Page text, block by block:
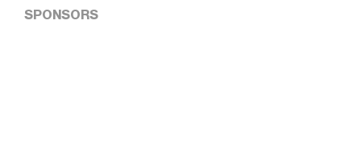
SPONSORS